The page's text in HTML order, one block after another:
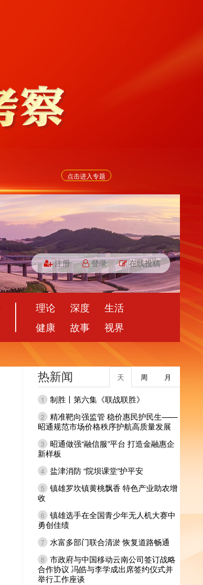
点击进入专题
注册 登录 在线投稿
理论 深度
生活
健康
故事 视界
热新闻 月
周
天
1 制胜丨第六集《联战联胜》
2 精准靶向强监管 稳价惠民护民生——
昭通规范市场价格秩序护航高质量发展
3
昭通做强“融信服”平台 打造金融惠企
新样板
4 盐津消防 “院坝课堂”护平安
5 镇雄罗坎镇黄桃飘香 特色产业助农增
收
6 镇雄选手在全国青少年无人机大赛中
勇创佳绩
7 水富多部门联合清淤 恢复道路畅通
8 市政府与中国移动云南公司签订战略
合作协议 冯皓与李学成出席签约仪式并
举行工作座谈